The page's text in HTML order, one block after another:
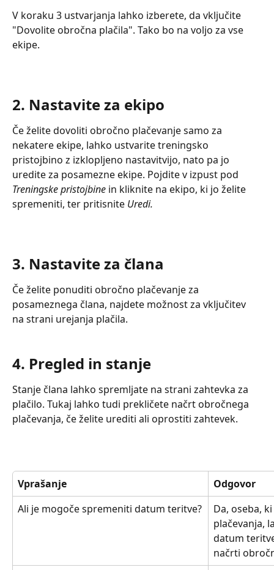
V koraku 3 ustvarjanja lahko izberete, da vključite
"Dovolite obročna plačila". Tako bo na voljo za vse
ekipe.
2. Nastavite za ekipo
Če želite dovoliti obročno plačevanje samo za
nekatere ekipe, lahko ustvarite treningsko
pristojbino z izklopljeno nastavitvijo, nato pa jo
uredite za posamezne ekipe. Pojdite v izpust pod
Treningske pristojbine in kliknite na ekipo, ki jo želite
spremeniti, ter pritisnite Uredi.
3. Nastavite za člana
Če želite ponuditi obročno plačevanje za
posameznega člana, najdete možnost za vključitev
na strani urejanja plačila.
4. Pregled in stanje
Stanje člana lahko spremljate na strani zahtevka za
plačilo. Tukaj lahko tudi prekličete načrt obročnega
plačevanja, če želite urediti ali oprostiti zahtevek.
Vprašanje
Odgovor
Ali je mogoče spremeniti datum teritve?
Da, oseba,
plačevanja,
datum
načrti